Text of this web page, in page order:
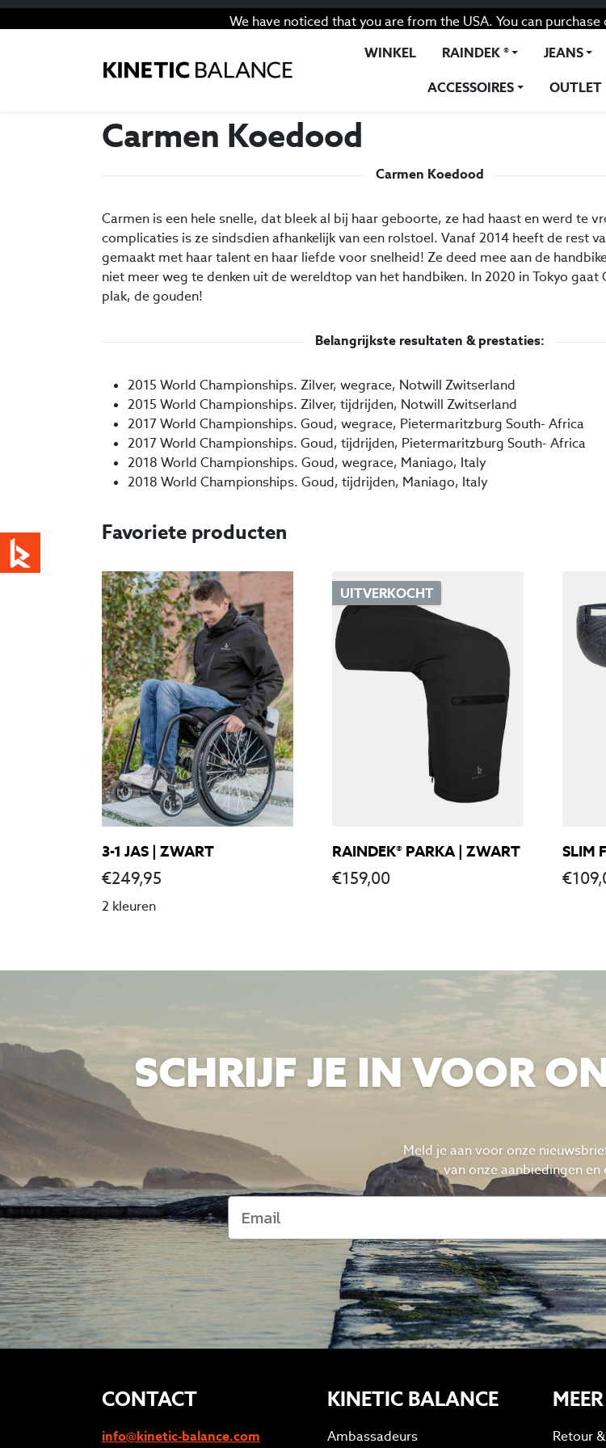
We have noticed that you are from the USA. You can
WINKEL
RAINDEK ® JEANS
ACCESSOIRES OUTLET
Carmen Koedood
Carmen Koedood
Carmen is een hele snelle, dat bleek al bij haar geboorte, ze had haast en werd te
complicaties is ze sindsdien afhankelijk van een rolstoel. Vanaf 2014 heeft de rest
gemaakt met haar talent en haar liefde voor snelheid! Ze deed mee aan de
niet meer weg te denken uit de wereldtop van het handbiken. In 2020 in Tokyo gaat
plak, de gouden!
Belangrijkste resultaten & prestaties:
2015 World Championships. Zilver, wegrace, Notwill Zwitserland
2015 World Championships. Zilver, tijdrijden, Notwill Zwitserland
2017 World Championships. Goud, wegrace, Pietermaritzburg South- Africa
2017 World Championships. Goud, tijdrijden, Pietermaritzburg South- Africa
2018 World Championships. Goud, wegrace, Maniago, Italy
2018 World Championships. Goud, tijdrijden, Maniago, Italy
Favoriete producten
3-1 JAS | ZWART
€249,95
2 kleuren
RAINDEK® PARKA | ZWART
€159,00
UITVERKOCHT
SLIM
€
SCHRIJF JE IN VOOR
Meld je aan voor onze
vanonze aanbiedingen en
CONTACT
info@kinetic-balance.com
KINETIC BALANCE
Ambassadeurs Retour